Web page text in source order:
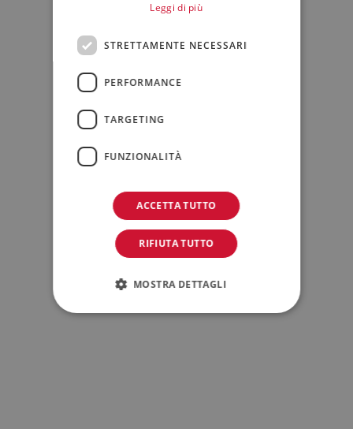
Leggi di più
STRETTAMENTE NECESSARI
PERFORMANCE
TARGETING
FUNZIONALITÀ
ACCETTA TUTTO
RIFIUTA TUTTO
MOSTRA DETTAGLI